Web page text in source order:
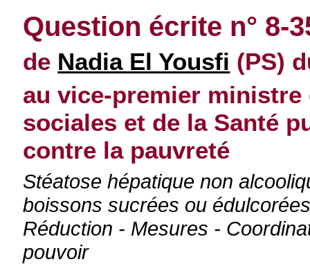
Question écrite n° 8-
de Nadia El Yousfi (PS)
au vice-premier
sociales et de la Santé
contre la pauvreté
Stéatose hépatique non
boissons sucrées ou
Réduction - Mesures -
pouvoir